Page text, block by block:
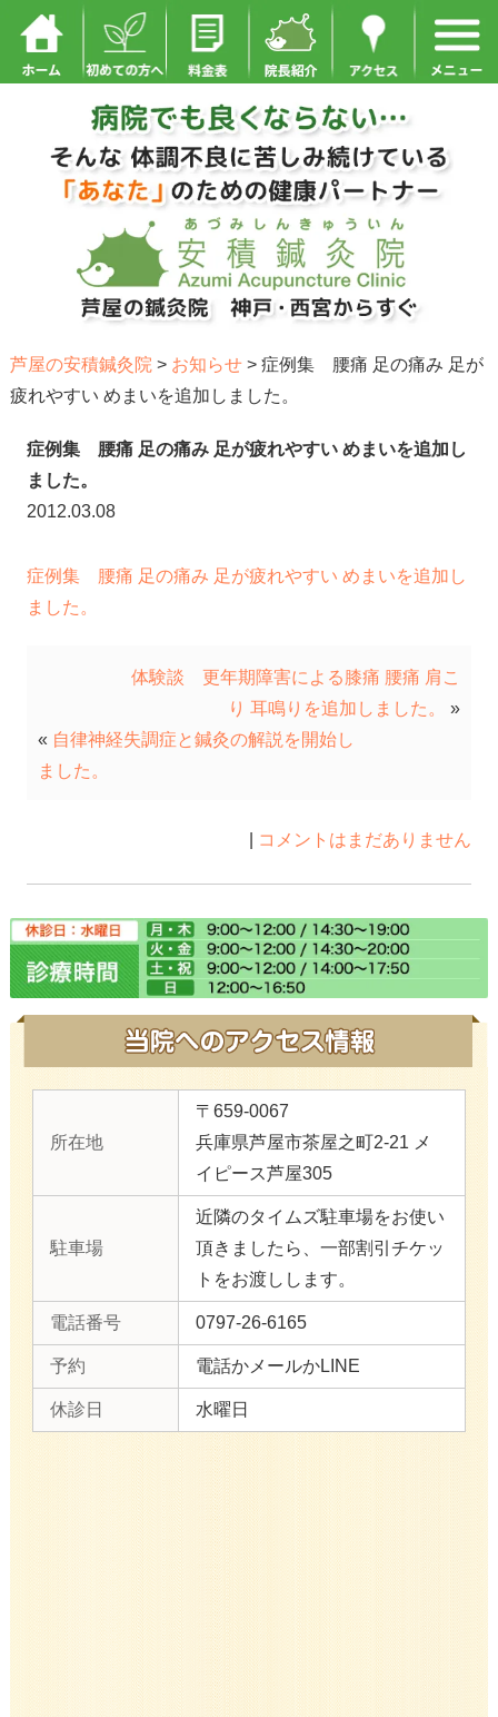
芦屋の安積鍼灸院 > お知らせ> 症例集 腰痛 足の痛み 足が
疲れやすい めまいを追加しました。
症例集 腰痛 足の痛み 足が疲れやすい めまいを追加し
ました。
2012.03.08
症例集 腰痛 足の痛み 足が疲れやすい めまいを追加し
ました。
体験談 更年期障害による膝痛 腰痛 肩こ
り 耳鳴りを追加しました。
»
« 自律神経失調症と鍼灸の解説を開始し
ました。
コメントはまだありません
所在地
〒659-0067
兵庫県芦屋市茶屋之町2-21 メ
イピース芦屋305
駐車場
近隣のタイムズ駐車場をお使い
頂きましたら、一部割引チケッ
トをお渡しします。
電話番号 0797-26-6165
予約 電話かメールかLINE
休診日 水曜日